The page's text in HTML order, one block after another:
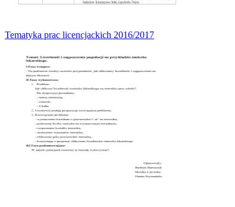
Tematyka prac licencjackich 2016/2017